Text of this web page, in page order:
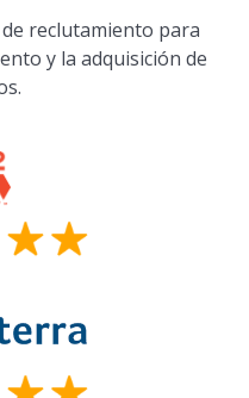
reclutamiento para
y la adquisición de